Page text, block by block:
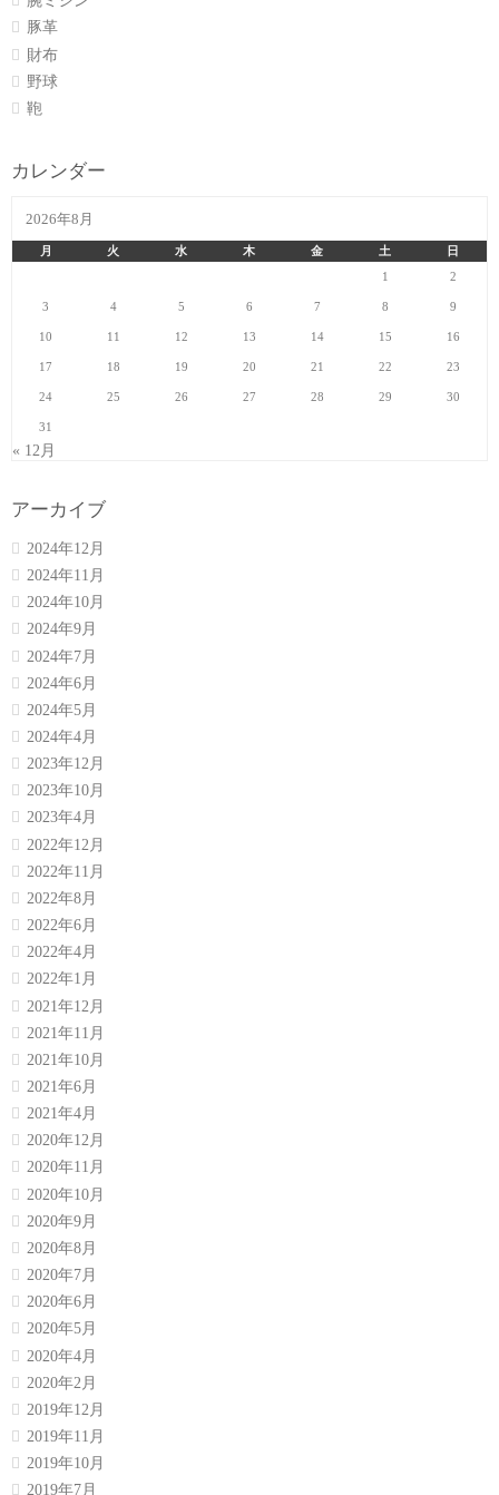
豚革
財布
野球
鞄
カレンダー
2026年8月
月 火 水 木 金 土
日
1
2
3 4 5 6 7 8 9
10 11 12 13 14 15 16
17 18 19 20 21 22 23
24 25 26 27 28 29 30
31
« 12月
アーカイブ
2024年12月
2024年11月
2024年10月
2024年9月
2024年7月
2024年6月
2024年5月
2024年4月
2023年12月
2023年10月
2023年4月
2022年12月
2022年11月
2022年8月
2022年6月
2022年4月
2022年1月
2021年12月
2021年11月
2021年10月
2021年6月
2021年4月
2020年12月
2020年11月
2020年10月
2020年9月
2020年8月
2020年7月
2020年6月
2020年5月
2020年4月
2020年2月
2019年12月
2019年11月
2019年10月
2019年7月